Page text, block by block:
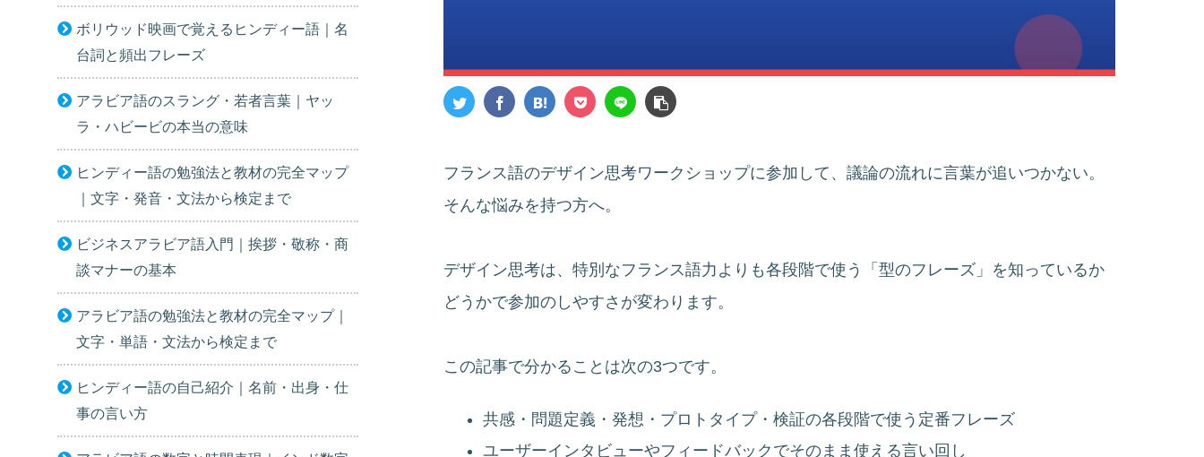
フランス語のデザイン思考ワークショップに参加して、議論の流れに言葉が追いつかない。
そんな悩みを持つ方へ。
デザイン思考は、特別なフランス語力よりも各段階で使う「型のフレーズ」を知っているか
どうかで参加のしやすさが変わります。
この記事で分かることは次の3つです。
共感・問題定義・発想・プロトタイプ・検証の各段階で使う定番フレーズ
ユーザーインタビューやフィードバックでそのまま使える言い回し
ボリウッド映画で覚えるヒンディー語｜名
台詞と頻出フレーズ
アラビア語のスラング・若者言葉｜ヤッ
ラ・ハビービの本当の意味
ヒンディー語の勉強法と教材の完全マップ
｜文字・発音・文法から検定まで
ビジネスアラビア語入門｜挨拶・敬称・商
談マナーの基本
アラビア語の勉強法と教材の完全マップ｜
文字・単語・文法から検定まで
ヒンディー語の自己紹介｜名前・出身・仕
事の言い方